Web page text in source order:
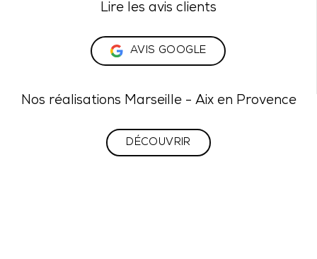
Lire les avis clients
AVIS GOOGLE
Nos réalisations Marseille - Aix en Provence
DÉCOUVRIR